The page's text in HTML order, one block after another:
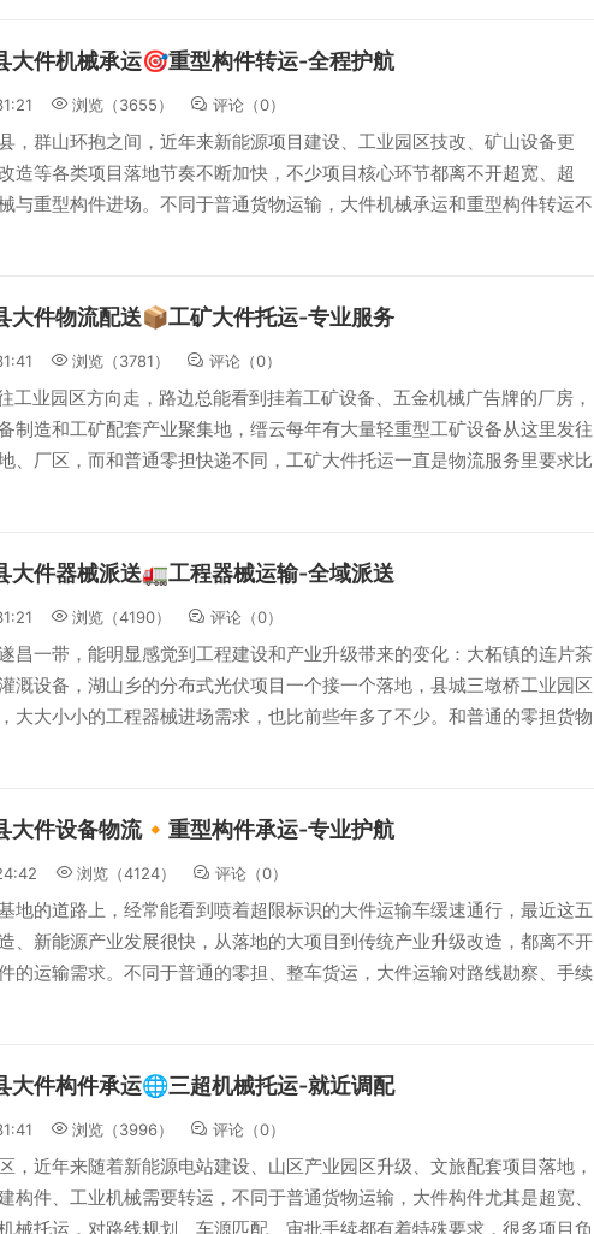
大件机械承运🎯重型构件转运-全程护航
浏览（3655） 评论（0）
，群山环抱之间，近年来新能源项目建设、工业园区技改、矿山设备更
造等各类项目落地节奏不断加快，不少项目核心环节都离不开超宽、超
与重型构件进场。不同于普通货物运输，大件机械承运和重型构件转运不
大件物流配送📦工矿大件托运-专业服务
浏览（3781） 评论（0）
工业园区方向走，路边总能看到挂着工矿设备、五金机械广告牌的厂房，
制造和工矿配套产业聚集地，缙云每年有大量轻重型工矿设备从这里发往
、厂区，而和普通零担快递不同，工矿大件托运一直是物流服务里要求比
大件器械派送🚛工程器械运输-全域派送
浏览（4190） 评论（0）
昌一带，能明显感觉到工程建设和产业升级带来的变化：大柘镇的连片茶
溉设备，湖山乡的分布式光伏项目一个接一个落地，县城三墩桥工业园区
大大小小的工程器械进场需求，也比前些年多了不少。和普通的零担货物
大件设备物流🔸重型构件承运-专业护航
浏览（4124） 评论（0）
地的道路上，经常能看到喷着超限标识的大件运输车缓速通行，最近这五
、新能源产业发展很快，从落地的大项目到传统产业升级改造，都离不开
的运输需求。不同于普通的零担、整车货运，大件运输对路线勘察、手续
大件构件承运🌐三超机械托运-就近调配
浏览（3996） 评论（0）
，近年来随着新能源电站建设、山区产业园区升级、文旅配套项目落地，
构件、工业机械需要转运，不同于普通货物运输，大件构件尤其是超宽、
械托运，对路线规划、车源匹配、审批手续都有着特殊要求，很多项目负